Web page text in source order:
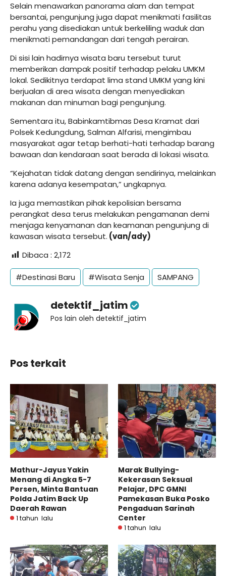
Selain menawarkan panorama alam dan tempat
bersantai, pengunjung juga dapat menikmati fasilitas
perahu yang disediakan untuk berkeliling waduk dan
menikmati pemandangan dari tengah perairan.
Di sisi lain hadirnya wisata baru tersebut turut
memberikan dampak positif terhadap pelaku UMKM
lokal. Sedikitnya terdapat lima stand UMKM yang kini
berjualan di area wisata dengan menyediakan
makanan dan minuman bagi pengunjung.
Sementara itu, Babinkamtibmas Desa Kramat dari
Polsek Kedungdung, Salman Alfarisi, mengimbau
masyarakat agar tetap berhati-hati terhadap barang
bawaan dan kendaraan saat berada di lokasi wisata.
“Kejahatan tidak datang dengan sendirinya, melainkan
karena adanya kesempatan,” ungkapnya.
Ia juga memastikan pihak kepolisian bersama
perangkat desa terus melakukan pengamanan demi
menjaga kenyamanan dan keamanan pengunjung di
kawasan wisata tersebut. (van/ady)
Dibaca : 2,172
#Destinasi Baru #Wisata Senja SAMPANG
detektif_jatim
Pos lain oleh detektif_jatim
Pos terkait
Mathur-Jayus Yakin
Menang di Angka 5-7
Persen, Minta Bantuan
Polda Jatim Back Up
Daerah Rawan
1 tahun lalu
Marak Bullying-
Kekerasan Seksual
Pelajar, DPC GMNI
Pamekasan Buka Posko
Pengaduan Sarinah
Center
1 tahun lalu